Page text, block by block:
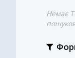
Немає